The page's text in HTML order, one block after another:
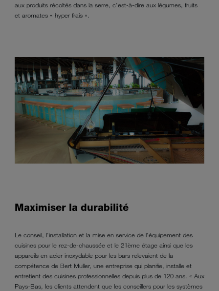
aux produits récoltés dans la serre, c'est-à-dire aux légumes, fruits
et aromates « hyper frais ».
Maximiser la durabilité
Le conseil, l'installation et la mise en service de l'équipement des
cuisines pour le rez-de-chaussée et le 21ème étage ainsi que les
appareils en acier inoxydable pour les bars relevaient de la
compétence de Bert Muller, une entreprise qui planifie, installe et
entretient des cuisines professionnelles depuis plus de 120 ans. « Aux
Pays-Bas, les clients attendent que les conseillers pour les systèmes